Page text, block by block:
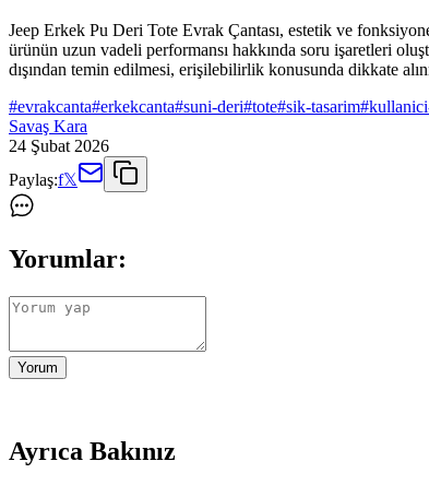
Jeep Erkek Pu Deri Tote Evrak Çantası, estetik ve
ürünün uzun vadeli performansı hakkında soru işaretleri
dışından temin edilmesi, erişilebilirlik konusunda dikkate
#evrakcanta#erkekcanta#suni-deri#tote#sik-tasarim#
Savaş Kara
24 Şubat 2026
Paylaş:f𝕏
Yorumlar:
Yorum
Ayrıca Bakınız